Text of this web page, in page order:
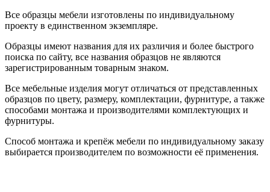
Все образцы мебели изготовлены по индивидуальному
проекту в единственном экземпляре.
Образцы имеют названия для их различия и более быстрого
поиска по сайту, все названия образцов не являются
зарегистрированным товарным знаком.
Все мебельные изделия могут отличаться от представленных
образцов по цвету, размеру, комплектации, фурнитуре, а также
способами монтажа и производителями комплектующих и
фурнитуры.
Способ монтажа и крепёж мебели по индивидуальному заказу
выбирается производителем по возможности её применения.